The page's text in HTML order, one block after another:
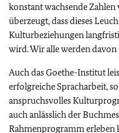
konstant wachsende
überzeugt, dass dieses
Kulturbeziehungen
wird. Wir alle werden
Auch das Goethe-Institut
erfolgreiche Spracharbeit,
anspruchsvolles
auch anlässlich der
Rahmenprogramm erleben